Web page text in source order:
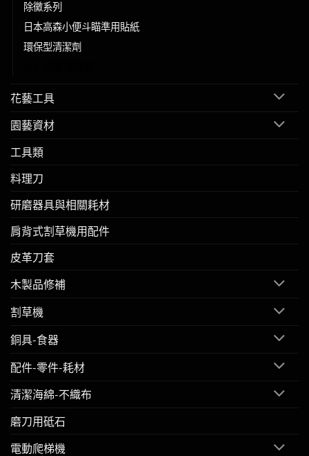
除黴系列
日本高森小便斗瞄準用貼紙
環保型清潔劑
花藝工具
園藝資材
工具類
料理刀
研磨器具與相關耗材
肩背式割草機用配件
皮革刀套
木製品修補
割草機
銅具-食器
配件-零件-耗材
清潔海綿-不織布
磨刀用砥石
電動爬梯機